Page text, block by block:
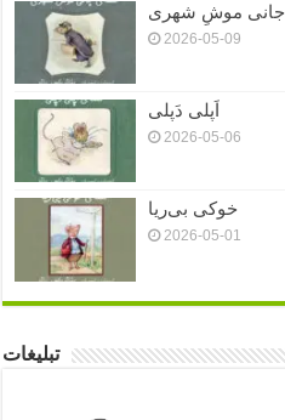
جانی موشِ شهری
2026-05-09
اَپلی دَپلی
2026-05-06
خوکی بی‌ریا
2026-05-01
تبلیغات